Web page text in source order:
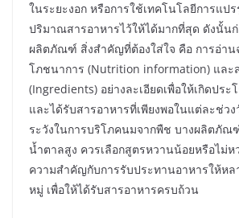
ในระยะงอก หรือการใช้เทคโนโลยีการแป
ปริมาณสารอาหารไว้ให้ได้มากที่สุด ดังนั้น
ผลิตภัณฑ์ สิ่งสำคัญที่ต้องใส่ใจ คือ การอ่า
โภชนาการ (Nutrition information) และ
(Ingredients) อย่างละเอียดเพื่อให้เกิดปร
และได้รับสารอาหารที่เพียงพอในแต่ละช่ว
ระวังในการบริโภคนมจากพืช บางผลิตภั
น้ำตาลสูง ควรเลือกสูตรหวานน้อยหรือไม่ห
ความสำคัญกับการรับประทานอาหารให้ห
หมู่ เพื่อให้ได้รับสารอาหารครบถ้วน